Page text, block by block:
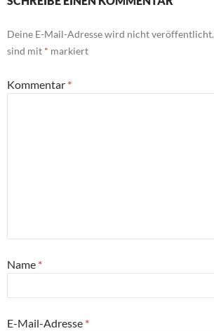
Deine E-Mail-Adresse wird nicht veröffentlicht.
sind mit * markiert
Kommentar *
Name *
E-Mail-Adresse *